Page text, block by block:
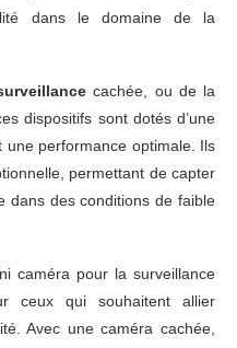
dans le domaine de la
cachée, ou de la
dispositifs sont dotés d’une
performance optimale. Ils
permettant de capter
dans des conditions de faible
caméra pour la surveillance
ceux qui souhaitent allier
Avec une caméra cachée,